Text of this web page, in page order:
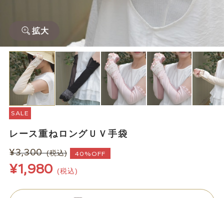
拡大
SALE
レース重ねロングＵＶ手袋
¥3,300 (税込) 40%OFF
¥1,980 (税込)